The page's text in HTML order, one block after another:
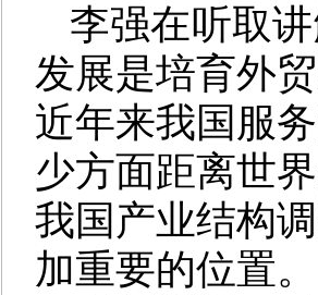
李强在听取
发展是培育外
近年来我国服
少方面距离世
我国产业结构
加重要的位置。